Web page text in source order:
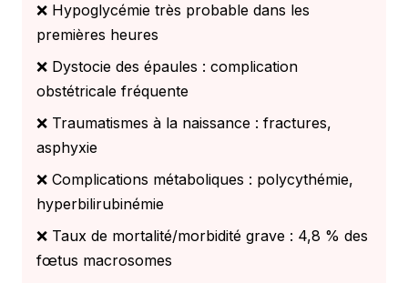
❌ Hypoglycémie très probable dans les
premières heures
❌ Dystocie des épaules : complication
obstétricale fréquente
❌ Traumatismes à la naissance : fractures,
asphyxie
❌ Complications métaboliques : polycythémie,
hyperbilirubinémie
❌ Taux de mortalité/morbidité grave : 4,8 % des
fœtus macrosomes